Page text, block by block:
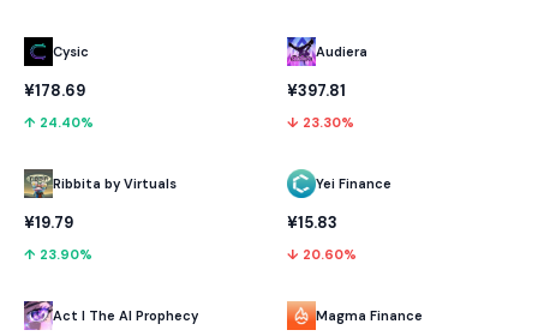
Cysic
¥178.69
↑ 24.40%
Ribbita by Virtuals
¥19.79
↑ 23.90%
Act I The AI Prophecy
Audiera
¥397.81
↓ 23.30%
Yei Finance
¥15.83
↓ 20.60%
Magma Finance